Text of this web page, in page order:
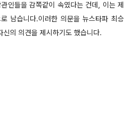
인들을 감쪽같이 속였다는 건데, 이는 제
남습니다.이러한 의문을뉴스타파 최승
의 의견을 제시하기도 했습니다.